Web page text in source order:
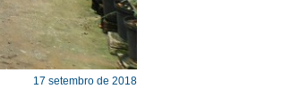
17 setembro de 2018